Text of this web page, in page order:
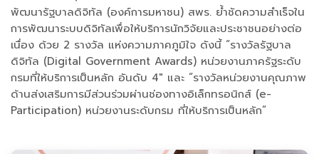
พัฒนารัฐบาลดิจิทัล (องค์การมหาชน) สพร. ย้ำชัดความสำเร็จใน
การพัฒนาระบบดิจิทัลเพื่อให้บริการนักวิจัยและประชาชนอย่างต่อ
เนื่อง ด้วย 2 รางวัล แห่งความภาคภูมิใจ ดังนี้ “รางวัลรัฐบาล
ดิจิทัล (Digital Government Awards) หน่วยงานภาครัฐระดับ
กรมที่ให้บริการเป็นหลัก อันดับ 4" และ “รางวัลหน่วยงานคุณภาพ
ด้านส่งเสริมการมีส่วนร่วมผ่านช่องทางอิเล็กทรอนิกส์ (e-
Participation) หน่วยงานระดับกรม ที่ให้บริการเป็นหลัก”